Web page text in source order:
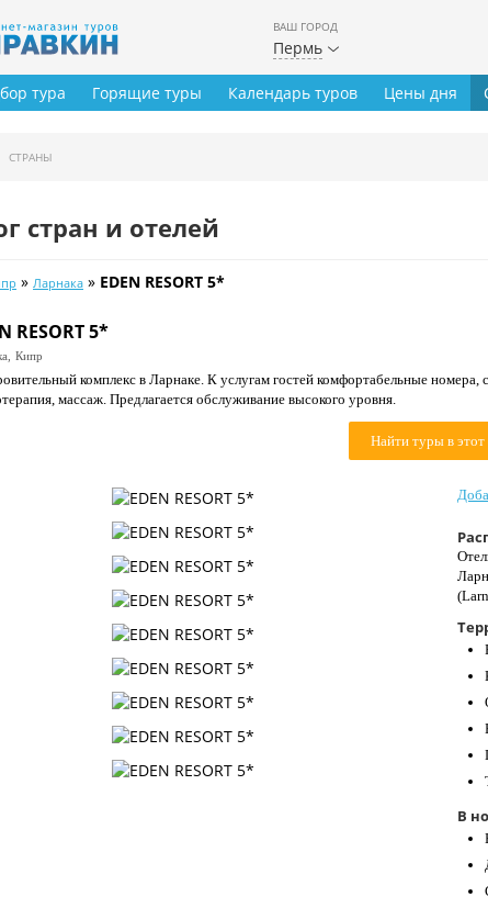
ВАШ ГОРОД
Пермь
тура Горящие туры Календарь туров Цены дня
СТРАНЫ
стран и отелей
» Ларнака » EDEN RESORT 5*
RESORT 5*
Кипр
комплекс в Ларнаке. К услугам гостей комфортабельные
массаж. Предлагается обслуживание высокого уровня.
Найти туры в этот
В